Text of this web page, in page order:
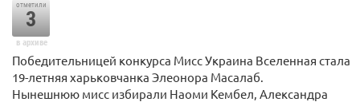
отметили
3
в архиве
Победительницей конкурса Мисс Украина Вселенная стала
19-летняя харьковчанка Элеонора Масалаб.
Нынешнюю мисс избирали Наоми Кембел, Александра